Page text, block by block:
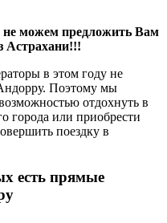
не можем предложить Вам
Астрахани!!!
в этом году не
Поэтому мы
отдохнуть в
города или приобрести
поездку в
есть прямые